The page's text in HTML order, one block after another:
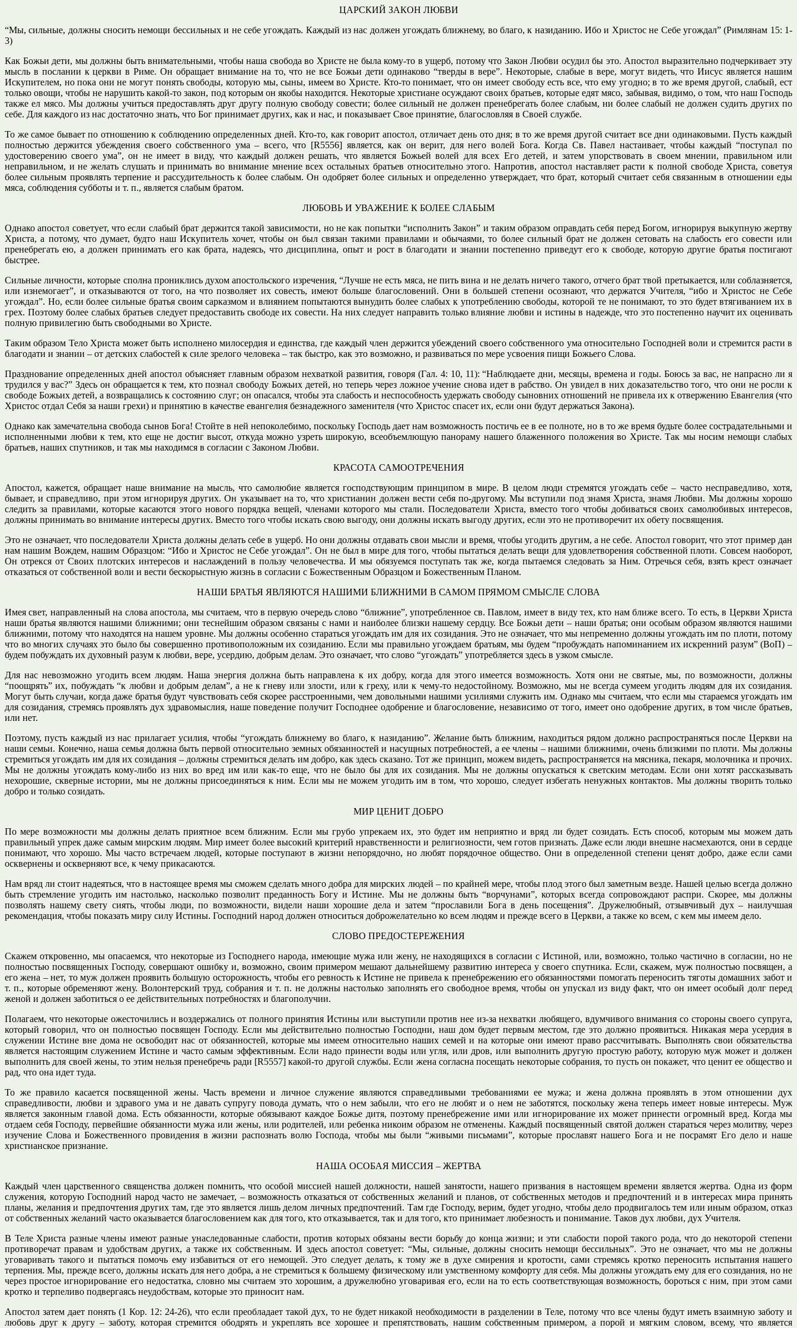
ЦАРСКИЙ ЗАКОН ЛЮБВИ
“Мы, сильные, должны сносить немощи бессильных и не себе угождать. Каждый из нас должен угождать ближнему, во благо, к назиданию. Ибо и Христос не Себе угождал” (Римлянам 15: 1-
3)
Как Божьи дети, мы должны быть внимательными, чтобы наша свобода во Христе не была кому-то в ущерб, потому что Закон Любви осудил бы это. Апостол выразительно подчеркивает эту
мысль в послании к церкви в Риме. Он обращает внимание на то, что не все Божьи дети одинаково “тверды в вере”. Некоторые, слабые в вере, могут видеть, что Иисус является нашим
Искупителем, но пока они не могут понять свободы, которую мы, сыны, имеем во Христе. Кто-то понимает, что он имеет свободу есть все, что ему угодно; в то же время другой, слабый, ест
только овощи, чтобы не нарушить какой-то закон, под которым он якобы находится. Некоторые христиане осуждают своих братьев, которые едят мясо, забывая, видимо, о том, что наш Господь
также ел мясо. Мы должны учиться предоставлять друг другу полную свободу совести; более сильный не должен пренебрегать более слабым, ни более слабый не должен судить других по
себе. Для каждого из нас достаточно знать, что Бог принимает других, как и нас, и показывает Свое принятие, благословляя в Своей службе.
То же самое бывает по отношению к соблюдению определенных дней. Кто-то, как говорит апостол, отличает день ото дня; в то же время другой считает все дни одинаковыми. Пусть каждый
полностью держится убеждения своего собственного ума – всего, что [R5556] является, как он верит, для него волей Бога. Когда Св. Павел настаивает, чтобы каждый “поступал по
удостоверению своего ума”, он не имеет в виду, что каждый должен решать, что является Божьей волей для всех Его детей, и затем упорствовать в своем мнении, правильном или
неправильном, и не желать слушать и принимать во внимание мнение всех остальных братьев относительно этого. Напротив, апостол наставляет расти к полной свободе Христа, советуя
более сильным проявлять терпение и рассудительность к более слабым. Он одобряет более сильных и определенно утверждает, что брат, который считает себя связанным в отношении еды
мяса, соблюдения субботы и т. п., является слабым братом.
ЛЮБОВЬ И УВАЖЕНИЕ К БОЛЕЕ СЛАБЫМ
Однако апостол советует, что если слабый брат держится такой зависимости, но не как попытки “исполнить Закон” и таким образом оправдать себя перед Богом, игнорируя выкупную жертву
Христа, а потому, что думает, будто наш Искупитель хочет, чтобы он был связан такими правилами и обычаями, то более сильный брат не должен сетовать на слабость его совести или
пренебрегать ею, а должен принимать его как брата, надеясь, что дисциплина, опыт и рост в благодати и знании постепенно приведут его к свободе, которую другие братья постигают
быстрее.
Сильные личности, которые сполна прониклись духом апостольского изречения, “Лучше не есть мяса, не пить вина и не делать ничего такого, отчего брат твой претыкается, или соблазняется,
или изнемогает”, и отказываются от того, на что позволяет их совесть, имеют больше благословений. Они в большей степени осознают, что держатся Учителя, “ибо и Христос не Себе
угождал”. Но, если более сильные братья своим сарказмом и влиянием попытаются вынудить более слабых к употреблению свободы, которой те не понимают, то это будет втягиванием их в
грех. Поэтому более слабых братьев следует предоставить свободе их совести. На них следует направить только влияние любви и истины в надежде, что это постепенно научит их оценивать
полную привилегию быть свободными во Христе.
Таким образом Тело Христа может быть исполнено милосердия и единства, где каждый член держится убеждений своего собственного ума относительно Господней воли и стремится расти в
благодати и знании – от детских слабостей к силе зрелого человека – так быстро, как это возможно, и развиваться по мере усвоения пищи Божьего Слова.
Празднование определенных дней апостол объясняет главным образом нехваткой развития, говоря (Гал. 4: 10, 11): “Наблюдаете дни, месяцы, времена и годы. Боюсь за вас, не напрасно ли я
трудился у вас?” Здесь он обращается к тем, кто познал свободу Божьих детей, но теперь через ложное учение снова идет в рабство. Он увидел в них доказательство того, что они не росли к
свободе Божьих детей, а возвращались к состоянию слуг; он опасался, чтобы эта слабость и неспособность удержать свободу сыновних отношений не привела их к отвержению Евангелия (что
Христос отдал Себя за наши грехи) и принятию в качестве евангелия безнадежного заменителя (что Христос спасет их, если они будут держаться Закона).
Однако как замечательна свобода сынов Бога! Стойте в ней непоколебимо, поскольку Господь дает нам возможность постичь ее в ее полноте, но в то же время будьте более сострадательными и
исполненными любви к тем, кто еще не достиг высот, откуда можно узреть широкую, всеобъемлющую панораму нашего блаженного положения во Христе. Так мы носим немощи слабых
братьев, наших спутников, и так мы находимся в согласии с Законом Любви.
КРАСОТА САМООТРЕЧЕНИЯ
Апостол, кажется, обращает наше внимание на мысль, что самолюбие является господствующим принципом в мире. В целом люди стремятся угождать себе – часто несправедливо, хотя,
бывает, и справедливо, при этом игнорируя других. Он указывает на то, что христианин должен вести себя по-другому. Мы вступили под знамя Христа, знамя Любви. Мы должны хорошо
следить за правилами, которые касаются этого нового порядка вещей, членами которого мы стали. Последователи Христа, вместо того чтобы добиваться своих самолюбивых интересов,
должны принимать во внимание интересы других. Вместо того чтобы искать свою выгоду, они должны искать выгоду других, если это не противоречит их обету посвящения.
Это не означает, что последователи Христа должны делать себе в ущерб. Но они должны отдавать свои мысли и время, чтобы угодить другим, а не себе. Апостол говорит, что этот пример дан
нам нашим Вождем, нашим Образцом: “Ибо и Христос не Себе угождал”. Он не был в мире для того, чтобы пытаться делать вещи для удовлетворения собственной плоти. Совсем наоборот,
Он отрекся от Своих плотских интересов и наслаждений в пользу человечества. И мы обязуемся поступать так же, когда пытаемся следовать за Ним. Отречься себя, взять крест означает
отказаться от собственной воли и вести бескорыстную жизнь в согласии с Божественным Образцом и Божественным Планом.
НАШИ БРАТЬЯ ЯВЛЯЮТСЯ НАШИМИ БЛИЖНИМИ В САМОМ ПРЯМОМ СМЫСЛЕ СЛОВА
Имея свет, направленный на слова апостола, мы считаем, что в первую очередь слово “ближние”, употребленное св. Павлом, имеет в виду тех, кто нам ближе всего. То есть, в Церкви Христа
наши братья являются нашими ближними; они теснейшим образом связаны с нами и наиболее близки нашему сердцу. Все Божьи дети – наши братья; они особым образом являются нашими
ближними, потому что находятся на нашем уровне. Мы должны особенно стараться угождать им для их созидания. Это не означает, что мы непременно должны угождать им по плоти, потому
что во многих случаях это было бы совершенно противоположным их созиданию. Если мы правильно угождаем братьям, мы будем “пробуждать напоминанием их искренний разум” (ВоП) –
будем побуждать их духовный разум к любви, вере, усердию, добрым делам. Это означает, что слово “угождать” употребляется здесь в узком смысле.
Для нас невозможно угодить всем людям. Наша энергия должна быть направлена к их добру, когда для этого имеется возможность. Хотя они не святые, мы, по возможности, должны
“поощрять” их, побуждать “к любви и добрым делам”, а не к гневу или злости, или к греху, или к чему-то недостойному. Возможно, мы не всегда сумеем угодить людям для их созидания.
Могут быть случаи, когда даже братья будут чувствовать себя скорее расстроенными, чем довольными нашими усилиями служить им. Однако мы считаем, что если мы стараемся угождать им
для созидания, стремясь проявлять дух здравомыслия, наше поведение получит Господнее одобрение и благословение, независимо от того, имеет оно одобрение других, в том числе братьев,
или нет.
Поэтому, пусть каждый из нас прилагает усилия, чтобы “угождать ближнему во благо, к назиданию”. Желание быть ближним, находиться рядом должно распространяться после Церкви на
наши семьи. Конечно, наша семья должна быть первой относительно земных обязанностей и насущных потребностей, а ее члены – нашими ближними, очень близкими по плоти. Мы должны
стремиться угождать им для их созидания – должны стремиться делать им добро, как здесь сказано. Тот же принцип, можем видеть, распространяется на мясника, пекаря, молочника и прочих.
Мы не должны угождать кому-либо из них во вред им или как-то еще, что не было бы для их созидания. Мы не должны опускаться к светским методам. Если они хотят рассказывать
нехорошие, скверные истории, мы не должны присоединяться к ним. Если мы не можем угодить им в том, что хорошо, следует избегать ненужных контактов. Мы должны творить только
добро и только созидать.
МИР ЦЕНИТ ДОБРО
По мере возможности мы должны делать приятное всем ближним. Если мы грубо упрекаем их, это будет им неприятно и вряд ли будет созидать. Есть способ, которым мы можем дать
правильный упрек даже самым мирским людям. Мир имеет более высокий критерий нравственности и религиозности, чем готов признать. Даже если люди внешне насмехаются, они в сердце
понимают, что хорошо. Мы часто встречаем людей, которые поступают в жизни непорядочно, но любят порядочное общество. Они в определенной степени ценят добро, даже если сами
осквернены и оскверняют все, к чему прикасаются.
Нам вряд ли стоит надеяться, что в настоящее время мы сможем сделать много добра для мирских людей – по крайней мере, чтобы плод этого был заметным везде. Нашей целью всегда должно
быть стремление угодить им настолько, насколько позволит преданность Богу и Истине. Мы не должны быть “ворчунами”, которых всегда сопровождают распри. Скорее, мы должны
позволять нашему свету сиять, чтобы люди, по возможности, видели наши хорошие дела и затем “прославили Бога в день посещения”. Дружелюбный, отзывчивый дух – наилучшая
рекомендация, чтобы показать миру силу Истины. Господний народ должен относиться доброжелательно ко всем людям и прежде всего в Церкви, а также ко всем, с кем мы имеем дело.
СЛОВО ПРЕДОСТЕРЕЖЕНИЯ
Скажем откровенно, мы опасаемся, что некоторые из Господнего народа, имеющие мужа или жену, не находящихся в согласии с Истиной, или, возможно, только частично в согласии, но не
полностью посвященных Господу, совершают ошибку и, возможно, своим примером мешают дальнейшему развитию интереса у своего спутника. Если, скажем, муж полностью посвящен, а
его жена – нет, то муж должен проявить большую осторожность, чтобы его ревность к Истине не привела к пренебрежению его обязанностями помогать переносить тяготы домашних забот и
т. п., которые обременяют жену. Волонтерский труд, собрания и т. п. не должны настолько заполнять его свободное время, чтобы он упускал из виду факт, что он имеет особый долг перед
женой и должен заботиться о ее действительных потребностях и благополучии.
Полагаем, что некоторые ожесточились и воздержались от полного принятия Истины или выступили против нее из-за нехватки любящего, вдумчивого внимания со стороны своего супруга,
который говорил, что он полностью посвящен Господу. Если мы действительно полностью Господни, наш дом будет первым местом, где это должно проявиться. Никакая мера усердия в
служении Истине вне дома не освободит нас от обязанностей, которые мы имеем относительно наших семей и на которые они имеют право рассчитывать. Выполнять свои обязательства
является настоящим служением Истине и часто самым эффективным. Если надо принести воды или угля, или дров, или выполнить другую простую работу, которую муж может и должен
выполнить для своей жены, то этим нельзя пренебречь ради [R5557] какой-то другой службы. Если жена согласна посещать некоторые собрания, то пусть он покажет, что ценит ее общество и
рад, что она идет туда.
То же правило касается посвященной жены. Часть времени и личное служение являются справедливыми требованиями ее мужа; и жена должна проявлять в этом отношении дух
справедливости, любви и здравого ума и не давать супругу повода думать, что о нем забыли, что его не любят и о нем не заботятся, поскольку жена теперь имеет новые интересы. Муж
является законным главой дома. Есть обязанности, которые обязывают каждое Божье дитя, поэтому пренебрежение ими или игнорирование их может принести огромный вред. Когда мы
отдаем себя Господу, первейшие обязанности мужа или жены, или родителей, или ребенка никоим образом не отменены. Каждый посвященный святой должен стараться через молитву, через
изучение Слова и Божественного провидения в жизни распознать волю Господа, чтобы мы были “живыми письмами”, которые прославят нашего Бога и не посрамят Его дело и наше
христианское признание.
НАША ОСОБАЯ МИССИЯ – ЖЕРТВА
Каждый член царственного священства должен помнить, что особой миссией нашей должности, нашей занятости, нашего призвания в настоящем времени является жертва. Одна из форм
служения, которую Господний народ часто не замечает, – возможность отказаться от собственных желаний и планов, от собственных методов и предпочтений и в интересах мира принять
планы, желания и предпочтения других там, где это является лишь делом личных предпочтений. Там где Господу, верим, будет угодно, чтобы дело продвигалось тем или иным образом, отказ
от собственных желаний часто оказывается благословением как для того, кто отказывается, так и для того, кто принимает любезность и понимание. Таков дух любви, дух Учителя.
В Теле Христа разные члены имеют разные унаследованные слабости, против которых обязаны вести борьбу до конца жизни; и эти слабости порой такого рода, что до некоторой степени
противоречат правам и удобствам других, а также их собственным. И здесь апостол советует: “Мы, сильные, должны сносить немощи бессильных”. Это не означает, что мы не должны
уговаривать такого и пытаться помочь ему избавиться от его немощей. Это следует делать, к тому же в духе смирения и кротости, сами стремясь кротко переносить испытания нашего
терпения. Мы, прежде всего, должны искать для него добра, а не стремиться к большему физическому или умственному комфорту для себя. Мы должны угождать ему для его созидания, но не
через простое игнорирование его недостатка, словно мы считаем это хорошим, а дружелюбно уговаривая его, если на то есть соответствующая возможность, бороться с ним, при этом сами
кротко и терпеливо подвергаясь неудобствам, которые это приносит нам.
Апостол затем дает понять (1 Кор. 12: 24-26), что если преобладает такой дух, то не будет никакой необходимости в разделении в Теле, потому что все члены будут иметь взаимную заботу и
любовь друг к другу – заботу, которая стремится ободрять и укреплять все хорошее и препятствовать, нашим собственным примером, а порой и мягким словом, всему, что является